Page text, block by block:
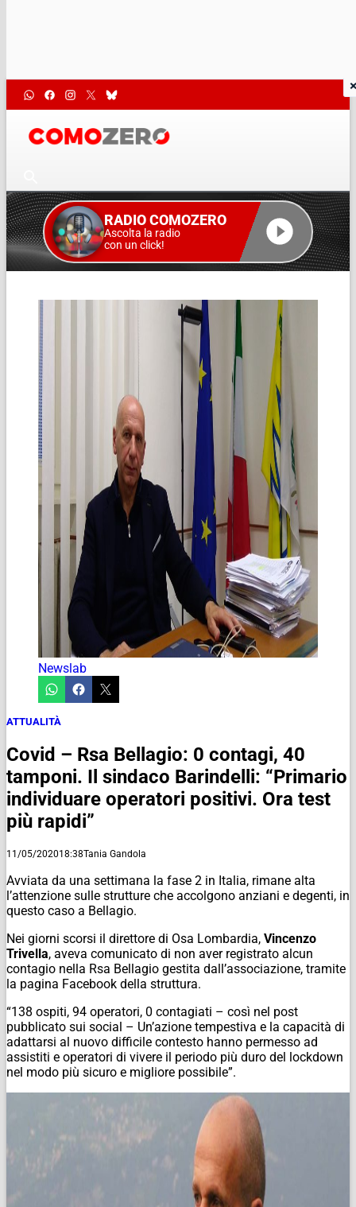
RADIO COMOZERO
Ascolta la radio
con un click!
Newslab
ATTUALITÀ
Covid – Rsa Bellagio: 0 contagi, 40
tamponi. Il sindaco Barindelli: “Primario
individuare operatori positivi. Ora test
più rapidi”
11/05/202018:38Tania Gandola
Avviata da una settimana la fase 2 in Italia, rimane alta
l’attenzione sulle strutture che accolgono anziani e degenti, in
questo caso a Bellagio.
Nei giorni scorsi il direttore di Osa Lombardia, Vincenzo
Trivella, aveva comunicato di non aver registrato alcun
contagio nella Rsa Bellagio gestita dall’associazione, tramite
la pagina Facebook della struttura.
“138 ospiti, 94 operatori, 0 contagiati – così nel post
pubblicato sui social – Un’azione tempestiva e la capacità di
adattarsi al nuovo difficile contesto hanno permesso ad
assistiti e operatori di vivere il periodo più duro del lockdown
nel modo più sicuro e migliore possibile”.